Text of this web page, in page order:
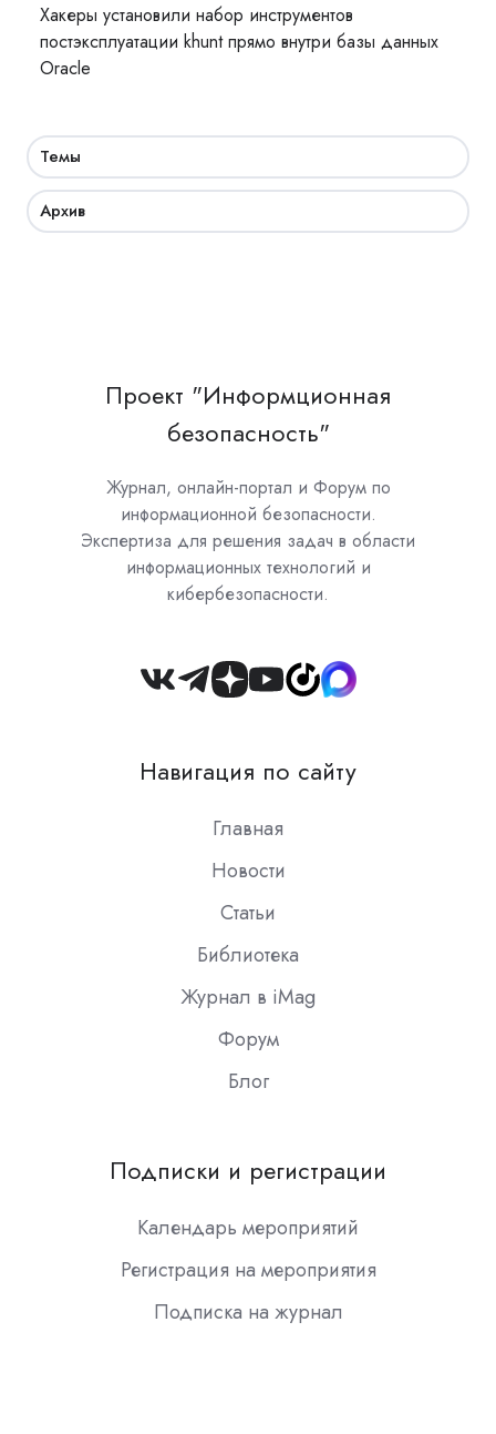
Хакеры установили набор инструментов
постэксплуатации khunt прямо внутри базы данных
Oracle
Темы
Архив
Проект "Информционная
безопасность"
Журнал, онлайн-портал и Форум по
информационной безопасности.
Экспертиза для решения задач в области
информационных технологий и
кибербезопасности.
Join
Slack
Навигация по сайту
Главная
Новости
Статьи
Библиотека
Журнал в iMag
Форум
Блог
Подписки и регистрации
Календарь мероприятий
Регистрация на мероприятия
Подписка на журнал